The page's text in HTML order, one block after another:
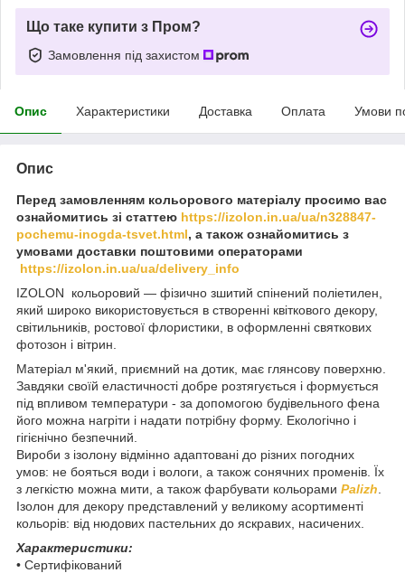
Що таке купити з Пром?
Замовлення під захистом
Опис Характеристики Доставка Оплата Умови
Опис
Перед замовленням кольорового матеріалу просимо вас
ознайомитись зі статтею https://izolon.in.ua/ua/n328847-
pochemu-inogda-tsvet.html, а також ознайомитись з
умовами доставки поштовими операторами
https://izolon.in.ua/ua/delivery_info
IZOLON кольоровий ― фізично зшитий спінений поліетилен,
який широко використовується в створенні квіткового декору,
світильників, ростової флористики, в оформленні святкових
фотозон і вітрин.
Матеріал м'який, приємний на дотик, має глянсову поверхню.
Завдяки своїй еластичності добре розтягується і формується
під впливом температури - за допомогою будівельного фена
його можна нагріти і надати потрібну форму. Екологічно і
гігієнічно безпечний.
Вироби з ізолону відмінно адаптовані до різних погодних
умов: не бояться води і вологи, а також сонячних променів. Їх
з легкістю можна мити, а також фарбувати кольорами Palizh
Ізолон для декору представлений у великому асортименті
кольорів: від нюдових пастельних до яскравих, насичених.
Характеристики:
• Сертифікований